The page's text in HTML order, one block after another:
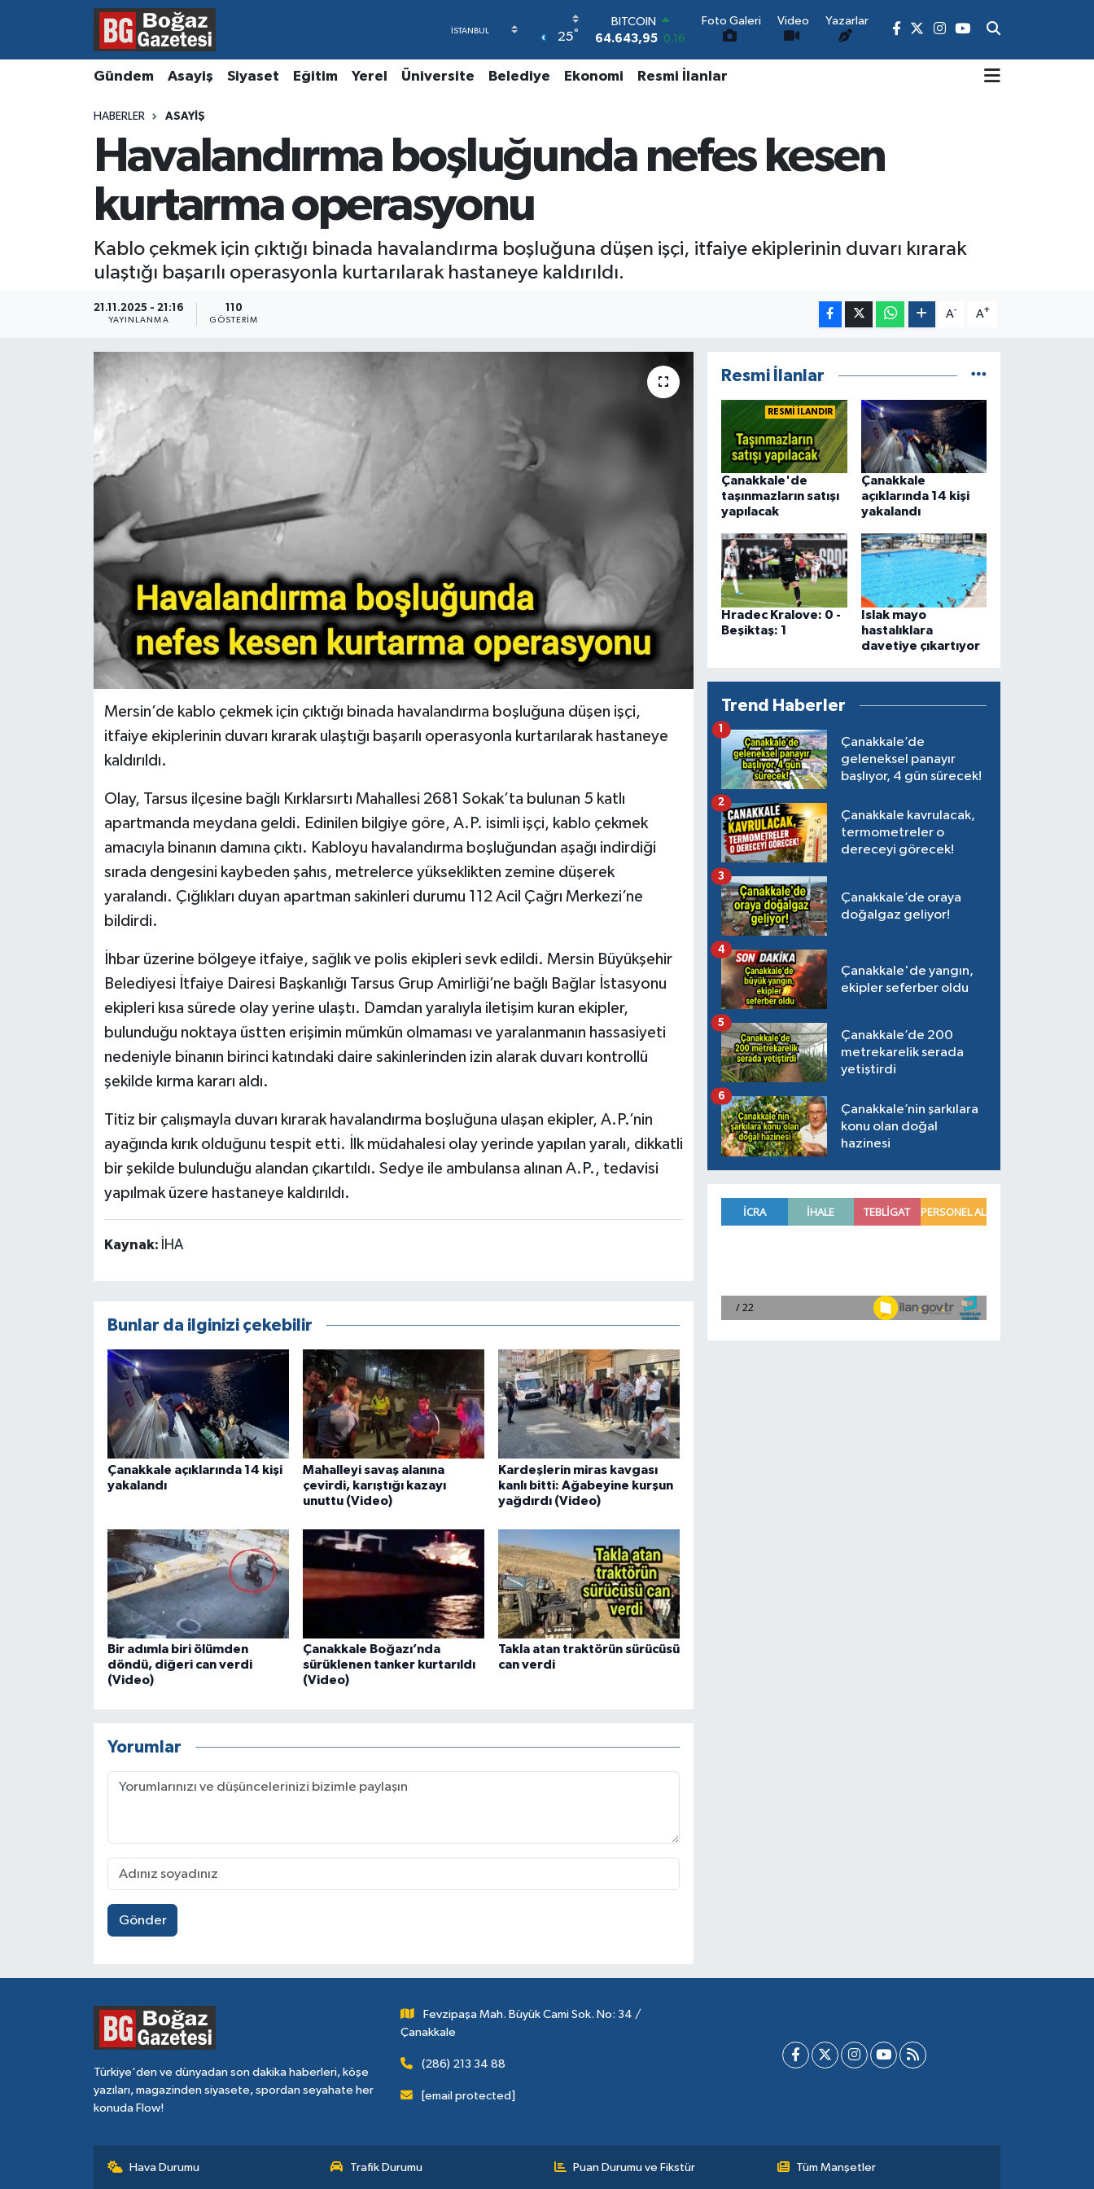
25°
BITCOIN
64.643,95 0.16
47,6006 0.06
64,2398
GRAM ALTIN
6500.87
Foto Galeri Video Yazarlar
Gündem Asayiş Siyaset Eğitim Yerel Üniversite Belediye Ekonomi Resmi İlanlar
HABERLER ASAYIŞ
Havalandırma boşluğunda nefes kesen
kurtarma operasyonu
Kablo çekmek için çıktığı binada havalandırma boşluğuna düşen işçi, itfaiye ekiplerinin duvarı kırarak
ulaştığı başarılı operasyonla kurtarılarak hastaneye kaldırıldı.
21.11.2025 - 21:16
YAYINLANMA
110
GÖSTERIM
A- A+
Mersin’de kablo çekmek için çıktığı binada havalandırma boşluğuna düşen işçi,
itfaiye ekiplerinin duvarı kırarak ulaştığı başarılı operasyonla kurtarılarak hastaneye
kaldırıldı.
Olay, Tarsus ilçesine bağlı Kırklarsırtı Mahallesi 2681 Sokak’ta bulunan 5 katlı
apartmanda meydana geldi. Edinilen bilgiye göre, A.P. isimli işçi, kablo çekmek
amacıyla binanın damına çıktı. Kabloyu havalandırma boşluğundan aşağı indirdiği
sırada dengesini kaybeden şahıs, metrelerce yükseklikten zemine düşerek
yaralandı. Çığlıkları duyan apartman sakinleri durumu 112 Acil Çağrı Merkezi’ne
bildirdi.
İhbar üzerine bölgeye itfaiye, sağlık ve polis ekipleri sevk edildi. Mersin Büyükşehir
Belediyesi İtfaiye Dairesi Başkanlığı Tarsus Grup Amirliği’ne bağlı Bağlar İstasyonu
ekipleri kısa sürede olay yerine ulaştı. Damdan yaralıyla iletişim kuran ekipler,
bulunduğu noktaya üstten erişimin mümkün olmaması ve yaralanmanın hassasiyeti
nedeniyle binanın birinci katındaki daire sakinlerinden izin alarak duvarı kontrollü
şekilde kırma kararı aldı.
Titiz bir çalışmayla duvarı kırarak havalandırma boşluğuna ulaşan ekipler, A.P.’nin
ayağında kırık olduğunu tespit etti. İlk müdahalesi olay yerinde yapılan yaralı, dikkatli
bir şekilde bulunduğu alandan çıkartıldı. Sedye ile ambulansa alınan A.P., tedavisi
yapılmak üzere hastaneye kaldırıldı.
Kaynak: İHA
Bunlar da ilginizi çekebilir
Çanakkale açıklarında 14 kişi
yakalandı
Mahalleyi savaş alanına
çevirdi, karıştığı kazayı
unuttu (Video)
Kardeşlerin miras kavgası
kanlı bitti: Ağabeyine kurşun
yağdırdı (Video)
Bir adımla biri ölümden
döndü, diğeri can verdi
(Video)
Çanakkale Boğazı’nda
sürüklenen tanker kurtarıldı
(Video)
Takla atan traktörün sürücüsü
can verdi
Yorumlar
Gönder
Resmi İlanlar
RESMİ İLANDIR
Çanakkale'de
taşınmazların satışı
yapılacak
Çanakkale
açıklarında 14 kişi
yakalandı
Hradec Kralove: 0 -
Beşiktaş: 1
Islak mayo
hastalıklara
davetiye çıkartıyor
Trend Haberler
Çanakkale’de
geleneksel panayır
başlıyor, 4 gün sürecek!
1
Çanakkale kavrulacak,
termometreler o
dereceyi görecek!
2
Çanakkale’de oraya
doğalgaz geliyor!
3
Çanakkale'de yangın,
ekipler seferber oldu
4
Çanakkale’de 200
metrekarelik serada
yetiştirdi
5
Çanakkale’nin şarkılara
konu olan doğal
hazinesi
6
Türkiye'den ve dünyadan son dakika haberleri, köşe
yazıları, magazinden siyasete, spordan seyahate her
konuda Flow!
Fevzipaşa Mah. Büyük Cami Sok. No: 34 /
Çanakkale
(286) 213 34 88
[email protected]
Hava Durumu Trafik Durumu Puan Durumu ve Fikstür Tüm Manşetler
Asayiş
Gündem
Magazin
Resmi İlanlar
Hava Durumu
Süper Lig Puan Durumu ve Fikstür
Tüm Manşetler
Haber Arşivi